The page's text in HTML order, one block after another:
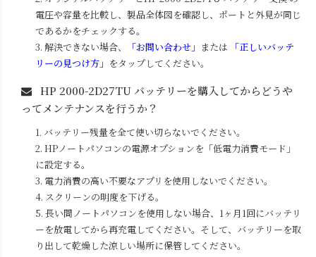
電圧や容量を比較し、製品全体図を確認し、ポートと外見が同じ
であるかをチェックする。
3. 解決できない場合、
「お問い合わせ」 または
「正しいバッテ
リーの見つけ方」 をタップしてください。
HP 2000-2D27TUバッテリーを購入してからどうや
ってメンテナンスを行うか？
1. バッテリー残量を全て使い切らないでください。
2. HPノートパソコンの電源オプションを「低電力消費モード」
に設定する。
3. 電力消費の高い不要なアプリを使用しないでください。
4. スクリーンの明度を下げる。
5. 長い間ノートパソコンを使用しない場合、1ヶ月1回にバッテリ
ーを放電してから再充電してください。そして、バッテリーを取
り出して乾燥した涼しい場所に保管してください。